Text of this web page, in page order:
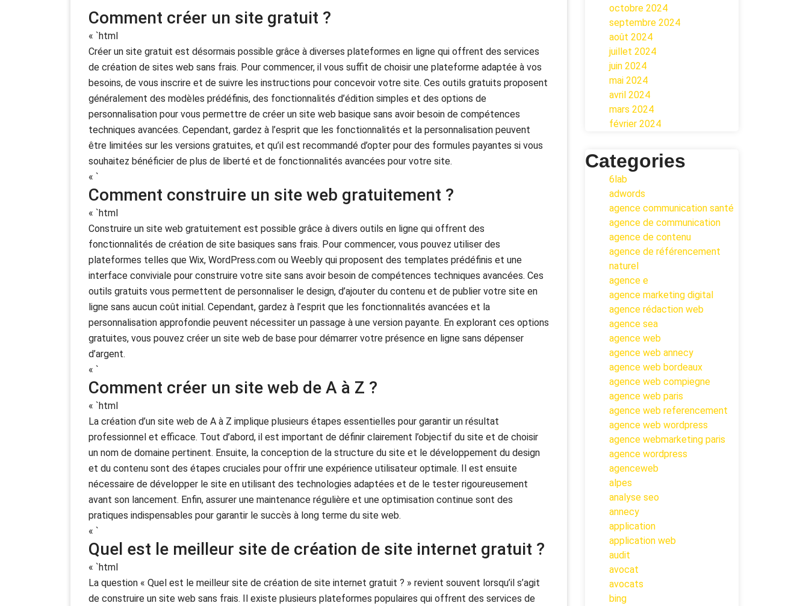
Comment créer un site gratuit ?
« `html
Créer un site gratuit est désormais possible grâce à diverses plateformes en ligne qui offrent des services
de création de sites web sans frais. Pour commencer, il vous suffit de choisir une plateforme adaptée à vos
besoins, de vous inscrire et de suivre les instructions pour concevoir votre site. Ces outils gratuits proposent
généralement des modèles prédéfinis, des fonctionnalités d’édition simples et des options de
personnalisation pour vous permettre de créer un site web basique sans avoir besoin de compétences
techniques avancées. Cependant, gardez à l’esprit que les fonctionnalités et la personnalisation peuvent
être limitées sur les versions gratuites, et qu’il est recommandé d’opter pour des formules payantes si vous
souhaitez bénéficier de plus de liberté et de fonctionnalités avancées pour votre site.
« `
Comment construire un site web gratuitement ?
« `html
Construire un site web gratuitement est possible grâce à divers outils en ligne qui offrent des
fonctionnalités de création de site basiques sans frais. Pour commencer, vous pouvez utiliser des
plateformes telles que Wix, WordPress.com ou Weebly qui proposent des templates prédéfinis et une
interface conviviale pour construire votre site sans avoir besoin de compétences techniques avancées. Ces
outils gratuits vous permettent de personnaliser le design, d’ajouter du contenu et de publier votre site en
ligne sans aucun coût initial. Cependant, gardez à l’esprit que les fonctionnalités avancées et la
personnalisation approfondie peuvent nécessiter un passage à une version payante. En explorant ces options
gratuites, vous pouvez créer un site web de base pour démarrer votre présence en ligne sans dépenser
d’argent.
« `
Comment créer un site web de A à Z ?
« `html
La création d’un site web de A à Z implique plusieurs étapes essentielles pour garantir un résultat
professionnel et efficace. Tout d’abord, il est important de définir clairement l’objectif du site et de choisir
un nom de domaine pertinent. Ensuite, la conception de la structure du site et le développement du design
et du contenu sont des étapes cruciales pour offrir une expérience utilisateur optimale. Il est ensuite
nécessaire de développer le site en utilisant des technologies adaptées et de le tester rigoureusement
avant son lancement. Enfin, assurer une maintenance régulière et une optimisation continue sont des
pratiques indispensables pour garantir le succès à long terme du site web.
« `
Quel est le meilleur site de création de site internet gratuit ?
« `html
La question « Quel est le meilleur site de création de site internet gratuit ? » revient souvent lorsqu’il s’agit
de construire un site web sans frais. Il existe plusieurs plateformes populaires qui offrent des services de
octobre 2024
septembre 2024
août 2024
juillet 2024
juin 2024
mai 2024
avril 2024
mars 2024
février 2024
Categories
6lab
adwords
agence communication santé
agence de communication
agence de contenu
agence de référencement
naturel
agence e
agence marketing digital
agence rédaction web
agence sea
agence web
agence web annecy
agence web bordeaux
agence web compiegne
agence web paris
agence web referencement
agence web wordpress
agence webmarketing paris
agence wordpress
agenceweb
alpes
analyse seo
annecy
application
application web
audit
avocat
avocats
bing